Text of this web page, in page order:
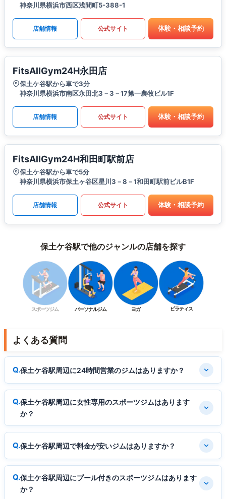
神奈川県横浜市西区浅間町5-388-1
店舗情報 公式サイト 体験・相談予約
FitsAllGym24H永田店
保土ケ谷駅から車で3分
神奈川県横浜市南区永田北3－3－17第一農牧ビル1F
店舗情報 公式サイト 体験・相談予約
FitsAllGym24H和田町駅前店
保土ケ谷駅から車で5分
神奈川県横浜市保土ヶ谷区星川3－8－1和田町駅前ビルB1F
店舗情報 公式サイト 体験・相談予約
保土ケ谷駅で他のジャンルの店舗を探す
スポーツジム パーソナルジム ヨガ ピラティス
よくある質問
保土ケ谷駅周辺に24時間営業のジムはありますか？
保土ケ谷駅周辺に女性専用のスポーツジムはあります
か？
保土ケ谷駅周辺で料金が安いジムはありますか？
保土ケ谷駅周辺にプール付きのスポーツジムはあります
か？